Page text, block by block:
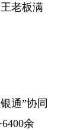
老板满
通”协同
余